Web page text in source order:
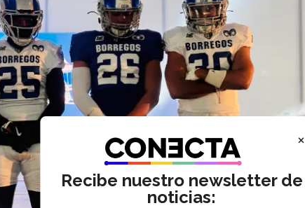
×
Recibe nuestro newsletter de
noticias: